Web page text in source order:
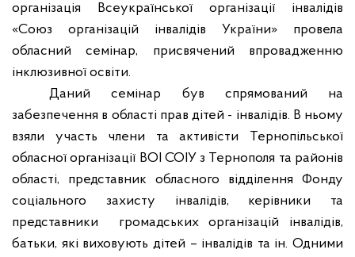
організація Всеукраїнської організації інвалідів
«Союз організацій інвалідів України» провела
обласний семінар, присвячений впровадженню
інклюзивної освіти.
Даний семінар був спрямований на
забезпечення в області прав дітей - інвалідів. В ньому
взяли участь члени та активісти Тернопільської
обласної організації ВОІ СОІУ з Тернополя та районів
області, представник обласного відділення Фонду
соціального захисту інвалідів, керівники та
представники
громадських організацій інвалідів,
батьки, які виховують дітей – інвалідів та ін. Одними